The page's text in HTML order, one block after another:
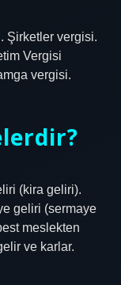
Şirketler vergisi.
Vergisi
vergisi.
(kira geliri).
geliri (sermaye
meslekten
ve karlar.